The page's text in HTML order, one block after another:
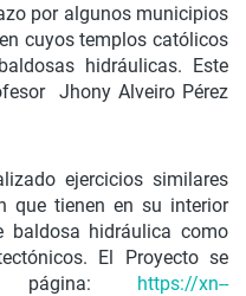
por algunos municipios
cuyos templos católicos
hidráulicas. Este
Jhony Alveiro Pérez
ejercicios similares
que tienen en su interior
baldosa hidráulica como
El Proyecto se
https://xn--